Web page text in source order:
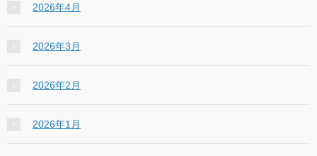
2026年4月
2026年3月
2026年2月
2026年1月